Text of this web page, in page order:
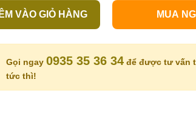
VÀO GIỎ HÀNG MUA
Gọi ngay 0935 35 36 34 để được tư vấn
tức thì!